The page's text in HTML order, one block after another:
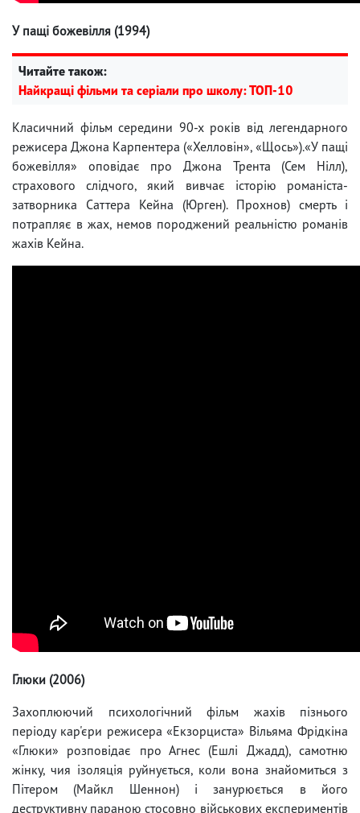
У пащі божевілля (1994)
Читайте також:
Найкращі фільми та серіали про школу: ТОП-10
Класичний фільм середини 90-х років від легендарного
режисера Джона Карпентера («Хелловін», «Щось»).«У пащі
божевілля» оповідає про Джона Трента (Сем Нілл),
страхового слідчого, який вивчає історію романіста-
затворника Саттера Кейна (Юрген). Прохнов) смерть і
потрапляє в жах, немов породжений реальністю романів
жахів Кейна.
Глюки (2006)
Захоплюючий психологічний фільм жахів пізнього
періоду кар'єри режисера «Екзорциста» Вільяма Фрідкіна
«Глюки» розповідає про Агнес (Ешлі Джадд), самотню
жінку, чия ізоляція руйнується, коли вона знайомиться з
Пітером (Майкл Шеннон) і занурюється в його
деструктивну параною стосовно військових експериментів